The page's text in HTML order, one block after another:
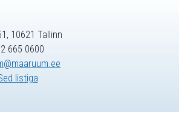
10621 Tallinn
665 0600
listiga